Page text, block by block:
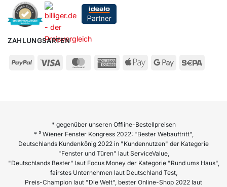
ZAHLUNGSARTEN
* gegenüber unseren Offline-Bestellpreisen
* ³ Wiener Fenster Kongress 2022: "Bester Webauftritt",
Deutschlands Kundenkönig 2022 in "Kundennutzen" der Kategorie
"Fenster und Türen" laut ServiceValue,
"Deutschlands Bester" laut Focus Money der Kategorie "Rund ums Haus",
fairstes Unternehmen laut Deutschland Test,
Preis-Champion laut "Die Welt", bester Online-Shop 2022 laut